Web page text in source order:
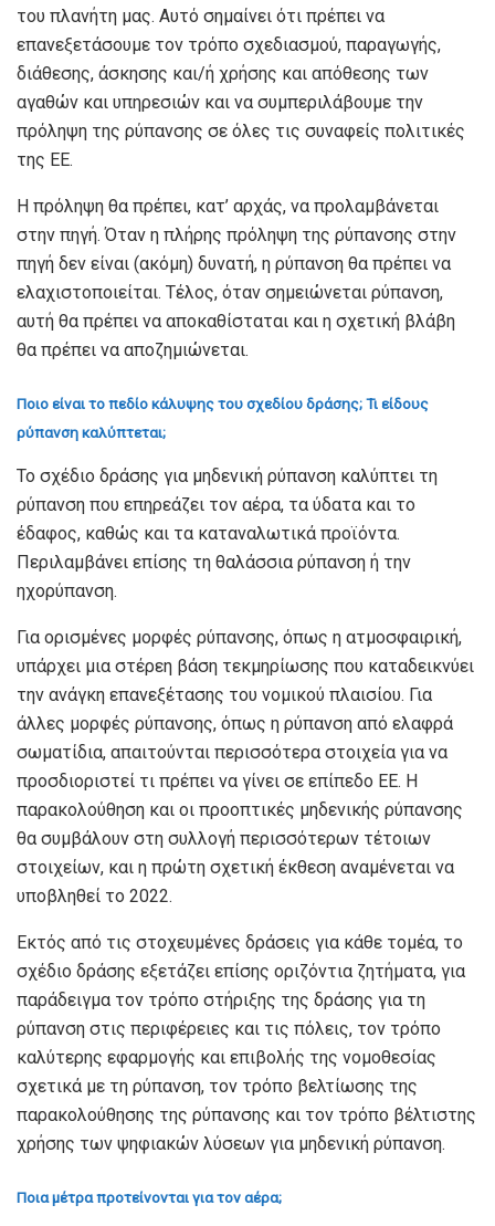
του πλανήτη μας. Αυτό σημαίνει ότι πρέπει να
επανεξετάσουμε τον τρόπο σχεδιασμού, παραγωγής,
διάθεσης, άσκησης και/ή χρήσης και απόθεσης των
αγαθών και υπηρεσιών και να συμπεριλάβουμε την
πρόληψη της ρύπανσης σε όλες τις συναφείς πολιτικές
της ΕΕ.
Η πρόληψη θα πρέπει, κατ’ αρχάς, να προλαμβάνεται
στην πηγή. Όταν η πλήρης πρόληψη της ρύπανσης στην
πηγή δεν είναι (ακόμη) δυνατή, η ρύπανση θα πρέπει να
ελαχιστοποιείται. Τέλος, όταν σημειώνεται ρύπανση,
αυτή θα πρέπει να αποκαθίσταται και η σχετική βλάβη
θα πρέπει να αποζημιώνεται.
Ποιο είναι το πεδίο κάλυψης του σχεδίου δράσης; Τι είδους
ρύπανση καλύπτεται;
Το σχέδιο δράσης για μηδενική ρύπανση καλύπτει τη
ρύπανση που επηρεάζει τον αέρα, τα ύδατα και το
έδαφος, καθώς και τα καταναλωτικά προϊόντα.
Περιλαμβάνει επίσης τη θαλάσσια ρύπανση ή την
ηχορύπανση.
Για ορισμένες μορφές ρύπανσης, όπως η ατμοσφαιρική,
υπάρχει μια στέρεη βάση τεκμηρίωσης που καταδεικνύει
την ανάγκη επανεξέτασης του νομικού πλαισίου. Για
άλλες μορφές ρύπανσης, όπως η ρύπανση από ελαφρά
σωματίδια, απαιτούνται περισσότερα στοιχεία για να
προσδιοριστεί τι πρέπει να γίνει σε επίπεδο ΕΕ. Η
παρακολούθηση και οι προοπτικές μηδενικής ρύπανσης
θα συμβάλουν στη συλλογή περισσότερων τέτοιων
στοιχείων, και η πρώτη σχετική έκθεση αναμένεται να
υποβληθεί το 2022.
Εκτός από τις στοχευμένες δράσεις για κάθε τομέα, το
σχέδιο δράσης εξετάζει επίσης οριζόντια ζητήματα, για
παράδειγμα τον τρόπο στήριξης της δράσης για τη
ρύπανση στις περιφέρειες και τις πόλεις, τον τρόπο
καλύτερης εφαρμογής και επιβολής της νομοθεσίας
σχετικά με τη ρύπανση, τον τρόπο βελτίωσης της
παρακολούθησης της ρύπανσης και τον τρόπο βέλτιστης
χρήσης των ψηφιακών λύσεων για μηδενική ρύπανση.
Ποια μέτρα προτείνονται για τον αέρα;